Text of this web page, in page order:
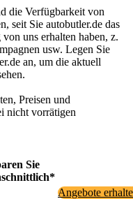
die Verfügbarkeit von
seit Sie autobutler.de das
uns erhalten haben, z.
usw. Legen Sie
an, um die aktuell
Preisen und
nicht vorrätigen
Sie
Angebote